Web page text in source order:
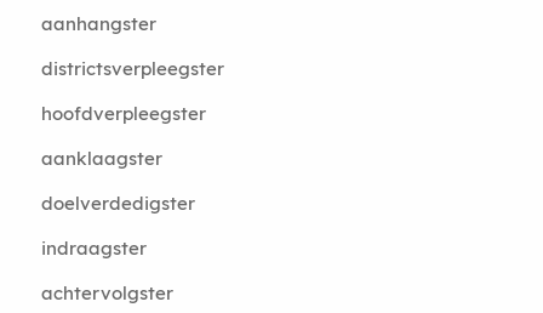
aanhangster
districtsverpleegster
hoofdverpleegster
aanklaagster
doelverdedigster
indraagster
achtervolgster